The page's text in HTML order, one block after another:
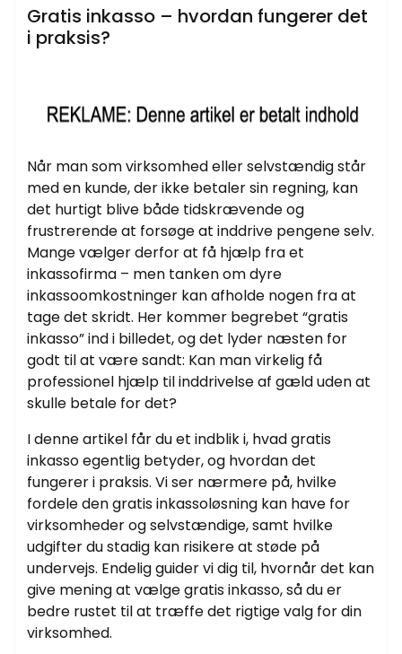
Gratis inkasso – hvordan fungerer det
i praksis?
Når man som virksomhed eller selvstændig står
med en kunde, der ikke betaler sin regning, kan
det hurtigt blive både tidskrævende og
frustrerende at forsøge at inddrive pengene selv.
Mange vælger derfor at få hjælp fra et
inkassofirma – men tanken om dyre
inkassoomkostninger kan afholde nogen fra at
tage det skridt. Her kommer begrebet “gratis
inkasso” ind i billedet, og det lyder næsten for
godt til at være sandt: Kan man virkelig få
professionel hjælp til inddrivelse af gæld uden at
skulle betale for det?
I denne artikel får du et indblik i, hvad gratis
inkasso egentlig betyder, og hvordan det
fungerer i praksis. Vi ser nærmere på, hvilke
fordele den gratis inkassoløsning kan have for
virksomheder og selvstændige, samt hvilke
udgifter du stadig kan risikere at støde på
undervejs. Endelig guider vi dig til, hvornår det kan
give mening at vælge gratis inkasso, så du er
bedre rustet til at træffe det rigtige valg for din
virksomhed.